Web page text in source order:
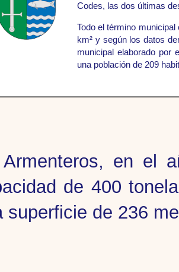
Codes, las dos últimas
Todo el término
km² y según los datos
municipal elaborado por
una población de 209
en el
de 400
superficie de 236